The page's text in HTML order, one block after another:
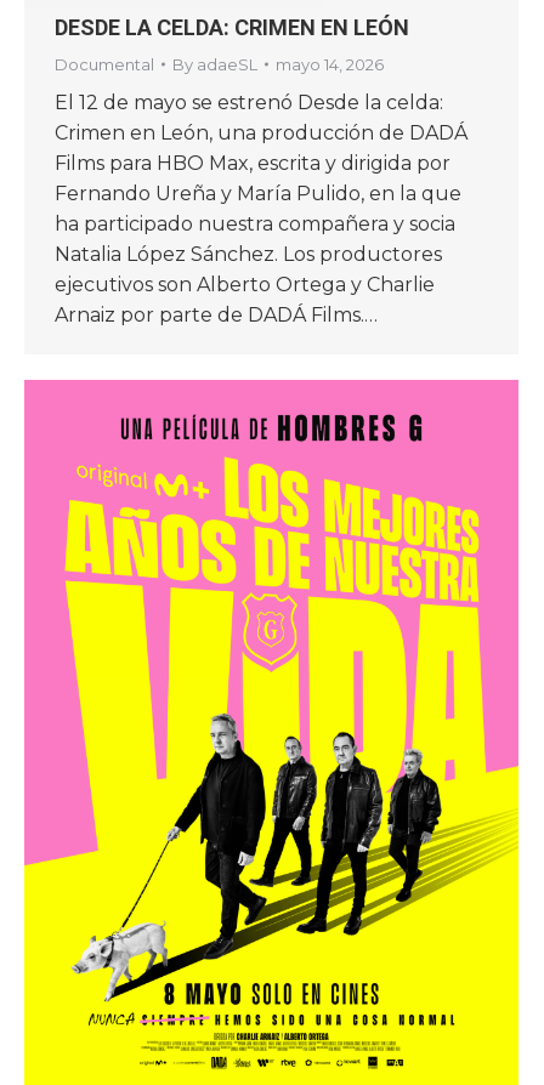
DESDE LA CELDA: CRIMEN EN LEÓN
Documental By adaeSL mayo 14, 2026
El 12 de mayo se estrenó Desde la celda:
Crimen en León, una producción de DADÁ
Films para HBO Max, escrita y dirigida por
Fernando Ureña y María Pulido, en la que
ha participado nuestra compañera y socia
Natalia López Sánchez. Los productores
ejecutivos son Alberto Ortega y Charlie
Arnaiz por parte de DADÁ Films.…